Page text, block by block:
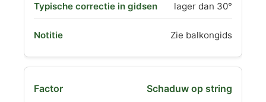
lager dan 30°
Zie balkongids
Schaduw op string